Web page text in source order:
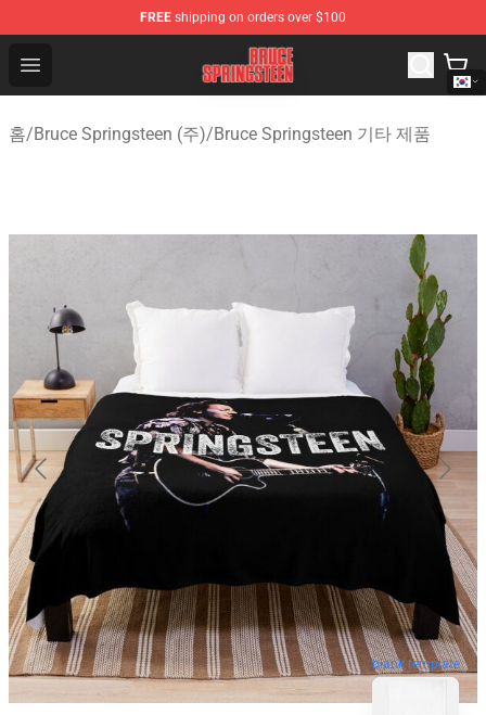
FREE shipping on orders over $100
Open menu
Bruce Springsteen Store - Official Bruce Springsteen
홈/Bruce Springsteen (주)/Bruce Springsteen 기타 제품
blank template